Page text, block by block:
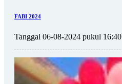
FABI 2024
Tanggal 06-08-2024 pukul 16:40